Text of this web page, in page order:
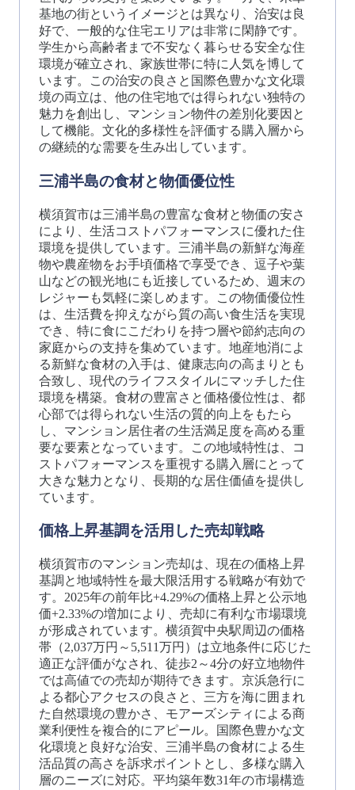
基地の街というイメージとは異なり、治安は良
好で、一般的な住宅エリアは非常に閑静です。
学生から高齢者まで不安なく暮らせる安全な住
環境が確立され、家族世帯に特に人気を博して
います。この治安の良さと国際色豊かな文化環
境の両立は、他の住宅地では得られない独特の
魅力を創出し、マンション物件の差別化要因と
して機能。文化的多様性を評価する購入層から
の継続的な需要を生み出しています。
三浦半島の食材と物価優位性
横須賀市は三浦半島の豊富な食材と物価の安さ
により、生活コストパフォーマンスに優れた住
環境を提供しています。三浦半島の新鮮な海産
物や農産物をお手頃価格で享受でき、逗子や葉
山などの観光地にも近接しているため、週末の
レジャーも気軽に楽しめます。この物価優位性
は、生活費を抑えながら質の高い食生活を実現
でき、特に食にこだわりを持つ層や節約志向の
家庭からの支持を集めています。地産地消によ
る新鮮な食材の入手は、健康志向の高まりとも
合致し、現代のライフスタイルにマッチした住
環境を構築。食材の豊富さと価格優位性は、都
心部では得られない生活の質的向上をもたら
し、マンション居住者の生活満足度を高める重
要な要素となっています。この地域特性は、コ
ストパフォーマンスを重視する購入層にとって
大きな魅力となり、長期的な居住価値を提供し
ています。
価格上昇基調を活用した売却戦略
横須賀市のマンション売却は、現在の価格上昇
基調と地域特性を最大限活用する戦略が有効で
す。2025年の前年比+4.29%の価格上昇と公示地
価+2.33%の増加により、売却に有利な市場環境
が形成されています。横須賀中央駅周辺の価格
帯（2,037万円～5,511万円）は立地条件に応じた
適正な評価がなされ、徒歩2～4分の好立地物件
では高値での売却が期待できます。京浜急行に
よる都心アクセスの良さと、三方を海に囲まれ
た自然環境の豊かさ、モアーズシティによる商
業利便性を複合的にアピール。国際色豊かな文
化環境と良好な治安、三浦半島の食材による生
活品質の高さを訴求ポイントとし、多様な購入
層のニーズに対応。平均築年数31年の市場構造